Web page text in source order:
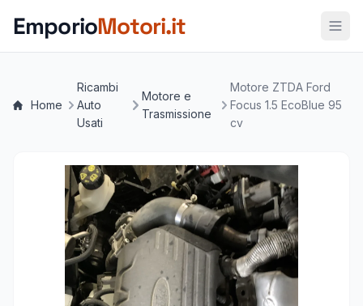
EmporioMotori.it
Home
Ricambi
Auto
Usati
Motore e
Trasmissione
Motore ZTDA Ford
Focus 1.5 EcoBlue 95
cv